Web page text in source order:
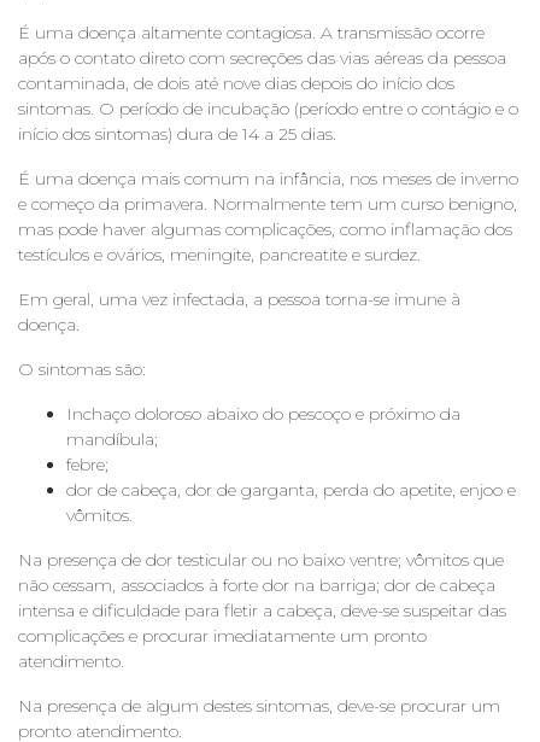
É uma doença altamente contagiosa. A transmissão ocorre
após o contato direto com secreções das vias aéreas da pessoa
contaminada, de dois até nove dias depois do início dos
sintomas. O período de incubação (período entre o contágio e o
início dos sintomas) dura de 14 a 25 dias.
É uma doença mais comum na infância, nos meses de inverno
e começo da primavera. Normalmente tem um curso benigno,
mas pode haver algumas complicações, como inflamação dos
testículos e ovários, meningite, pancreatite e surdez.
Em geral, uma vez infectada, a pessoa torna-se imune à
doença.
O sintomas são:
Inchaço doloroso abaixo do pescoço e próximo da
mandíbula;
febre;
dor de cabeça, dor de garganta, perda do apetite, enjoo e
vômitos.
Na presença de dor testicular ou no baixo ventre; vômitos que
não cessam, associados à forte dor na barriga; dor de cabeça
intensa e dificuldade para fletir a cabeça, deve-se suspeitar das
complicações e procurar imediatamente um pronto
atendimento.
Na presença de algum destes sintomas, deve-se procurar um
pronto atendimento.